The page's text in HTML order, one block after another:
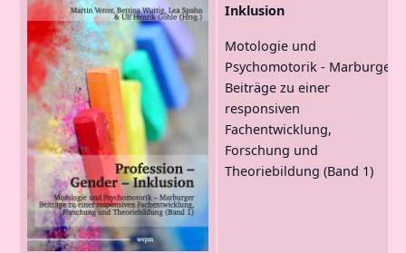
Inklusion
Motologie und
Psychomotorik - Marburger
Beiträge zu einer
responsiven
Fachentwicklung,
Forschung und
Theoriebildung (Band 1)